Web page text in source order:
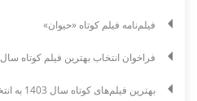
فیلم‌نامه فیلم کوتاه «حیوان»
فراخوان انتخاب بهترین فیلم کوتاه سال ۱۴۰4
بهترین فیلم‌های کوتاه سال 1403 به انتخاب فیدان